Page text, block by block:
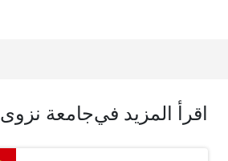
اقرأ المزيد فيجامعة نزوى